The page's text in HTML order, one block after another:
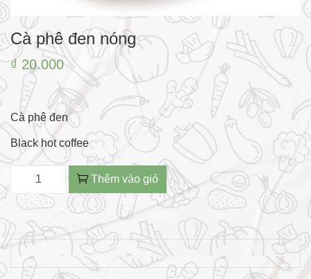
Cà phê đen nóng
₫ 20.000
Cà phê đen
Black hot coffee
Thêm vào giỏ